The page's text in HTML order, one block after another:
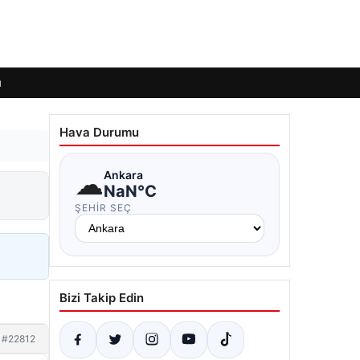
#22812
Hava Durumu
☁Ankara
NaN°C
ŞEHIR SEÇ
Bizi Takip Edin